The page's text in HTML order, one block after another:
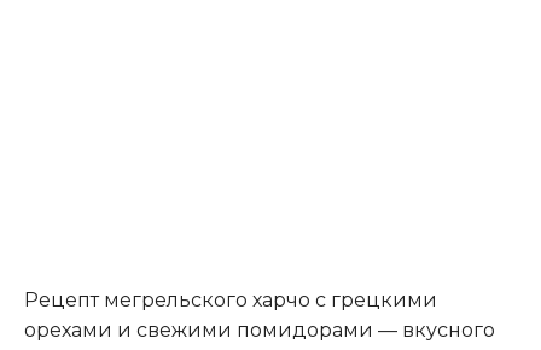
Рецепт мегрельского харчо с грецкими
орехами и свежими помидорами — вкусного